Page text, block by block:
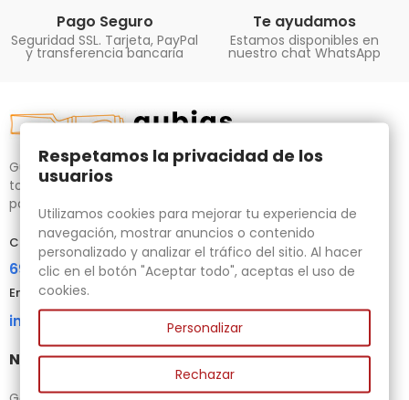
Pago Seguro
Seguridad SSL. Tarjeta, PayPal
y transferencia bancaria
Te ayudamos
Estamos disponibles en
nuestro chat WhatsApp
Gubias.com.es, tu tienda especializada en talla de madera,
tornos para bricolaje y maquinaria para la madera auxiliar
para tus necesidades.
Contacta con nosotros
696 95 85 58
Email
info@gubias.com.es
Nuestra tienda
Respetamos la privacidad de los
usuarios
Utilizamos cookies para mejorar tu experiencia de
navegación, mostrar anuncios o contenido
personalizado y analizar el tráfico del sitio. Al hacer
clic en el botón "Aceptar todo", aceptas el uso de
cookies.
Personalizar
Rechazar